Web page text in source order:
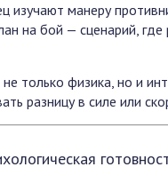
изучают манеру
на бой — сценарий,
только физика, но и
разницу в силе или